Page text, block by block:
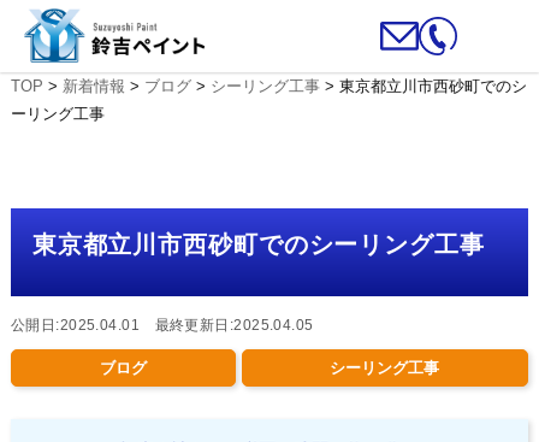
TOP > 新着情報 > ブログ> シーリング工事> 東京都立川市西砂町でのシ
ーリング工事
東京都立川市西砂町でのシーリング工事
公開日:2025.04.01 最終更新日:2025.04.05
ブログ シーリング工事